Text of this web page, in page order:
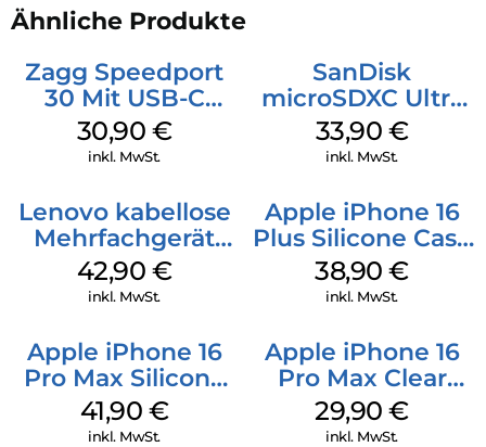
Ähnliche Produkte
Zagg Speedport
30 Mit USB-C
Kabel Weiß
30,90 €
inkl. MwSt.
SanDisk
microSDXC Ultra
128 GB + Adapter
Mobile
33,90 €
inkl. MwSt.
Lenovo kabellose
Mehrfachgerät
Luna Grey
42,90 €
inkl. MwSt.
Apple iPhone 16
Plus Silicone Case
MagSafe Denim
38,90€
inkl. MwSt.
Apple iPhone 16
Pro Max Silicone
Case MagSafe
Ultramarine
41,90 €
inkl. MwSt.
Apple iPhone 16
Pro Max Clear
Case MagSafe
Transparent
29,90€
inkl. MwSt.